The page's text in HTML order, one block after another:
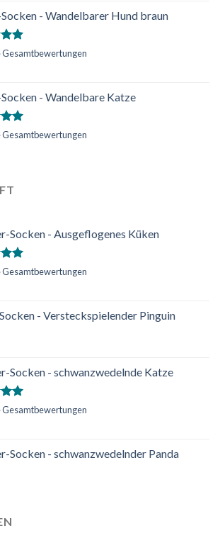
- Wandelbarer Hund braun
Gesamtbewertungen
- Wandelbare Katze
Gesamtbewertungen
Socken - Ausgeflogenes Küken
Gesamtbewertungen
- Versteckspielender Pinguin
Socken - schwanzwedelnde Katze
Gesamtbewertungen
Socken - schwanzwedelnder Panda